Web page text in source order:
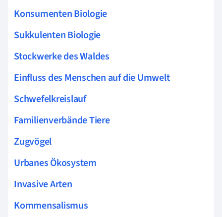
Konsumenten Biologie
Sukkulenten Biologie
Stockwerke des Waldes
Einfluss des Menschen auf die Umwelt
Schwefelkreislauf
Familienverbände Tiere
Zugvögel
Urbanes Ökosystem
Invasive Arten
Kommensalismus